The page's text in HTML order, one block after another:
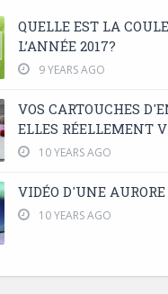
QUELLE EST LA
L’ANNÉE 2017?
9 YEARS AGO
VOS CARTOUCHES
ELLES RÉELLEMENT
10 YEARS AGO
VIDÉO D'UNE AURORE
10 YEARS AGO